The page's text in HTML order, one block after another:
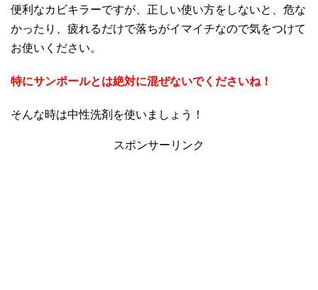
便利なカビキラーですが、正しい使い方をしないと、危な
かったり、疲れるだけで落ちがイマイチなので気をつけて
お使いください。
特にサンポールとは絶対に混ぜないでくださいね！
そんな時は中性洗剤を使いましょう！
スポンサーリンク